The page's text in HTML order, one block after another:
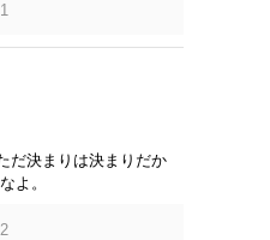
1
だ決まりは決まりだか
よ。
2